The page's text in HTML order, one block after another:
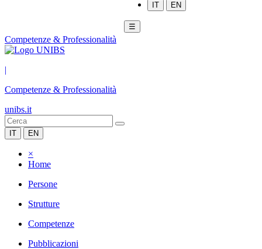
IT EN
☰
Competenze & Professionalità
|
Competenze & Professionalità
unibs.it
IT EN
×
Home
Persone
Strutture
Competenze
Pubblicazioni